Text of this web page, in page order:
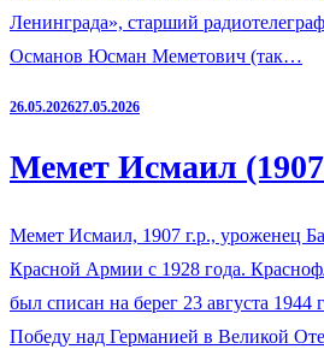
Ленинграда», старший
Османов Юсман Меметович (так…
26.05.202627.05.2026
Мемет Исмаил
Мемет Исмаил, 1907 г.р., уроженец
Красной Армии с 1928 года.
был списан на берег 23 августа
Победу над Германией в Великой